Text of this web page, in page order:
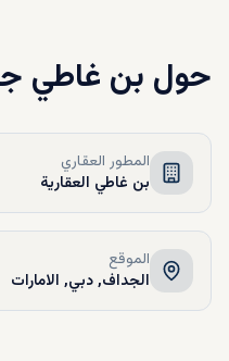
حول بن غاطي
المطور العقاري
بن غاطي العقارية
الموقع
الجداف, دبي, الامارات